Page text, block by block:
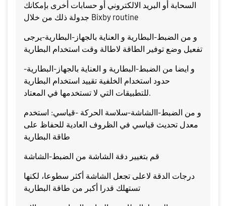
السحابة أو البريد الالكتروني أو حسابات أخرى بإمكانك
جدولة ذلك من خلال Bixby routine
و من الضبط-البطارية و العناية بالجهاز-البطارية-يرجى
تفعيل وضع توفير الطاقة لاطالة وقت استخدام البطارية
و ايضا من الضبط-البطارية و العناية بالجهاز-البطارية-
حدود استخدام الخلفية تقييد استخدام البطارية
للتطبيقات التي لا تستخدمها في المعتاد.
و من الضبط-االشاشة-سلاسة الحركة -قياسي: استخدم
معدل تحديث قياسي في الظروف العادية للحفاظ على
طاقة البطارية
قم بتغيير دقة الشاشة من الضبط-الشاشة
درجات الدقة لاعلى تجعل الشاشة أكثر سطوعا، لكنها
تستهلك قدرا أكبر من طاقة البطارية